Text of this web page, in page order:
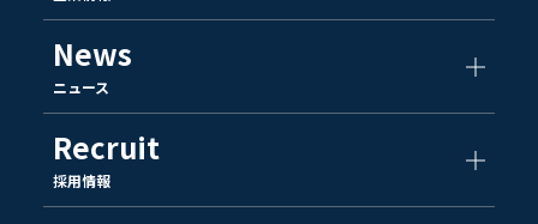
News
ニュース
Recruit
採用情報